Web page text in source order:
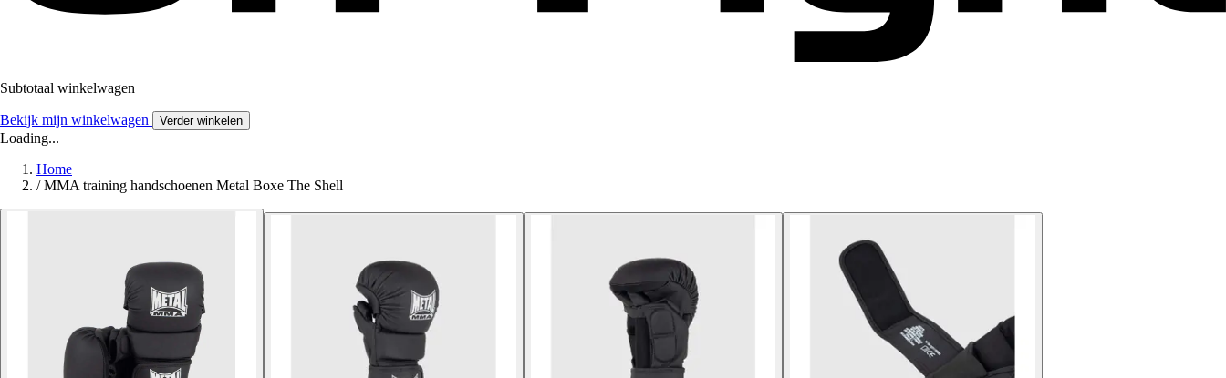
Subtotaal winkelwagen
Bekijk mijn winkelwagen Verder winkelen
Loading...
Home
/ MMA training handschoenen Metal Boxe The Shell